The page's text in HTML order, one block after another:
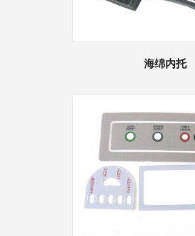
海绵内托